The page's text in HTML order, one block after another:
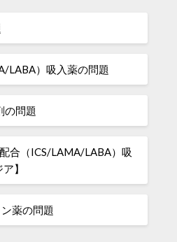
LABA）吸入薬の問題
の問題
合（ICS/LAMA/LABA）吸
】
薬の問題